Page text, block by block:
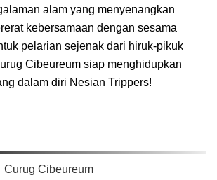
alam yang menyenangkan
kebersamaan dengan sesama
pelarian sejenak dari hiruk-pikuk
Cibeureum siap menghidupkan
dalam diri Nesian Trippers!
Curug Cibeureum